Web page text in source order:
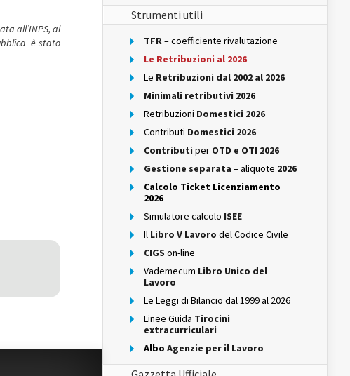
all’INPS, al
è stato
Strumenti utili
TFR– coefficiente rivalutazione
Le Retribuzioni al 2026
Le Retribuzioni dal 2002 al 2026
Minimali retributivi 2026
Retribuzioni Domestici 2026
Contributi Domestici 2026
Contributi per OTD e OTI 2026
Gestione separata – aliquote 2026
Calcolo Ticket Licenziamento
2026
Simulatore calcolo ISEE
Il Libro V Lavoro del Codice Civile
CIGS on-line
Vademecum Libro Unico del
Lavoro
Le Leggi di Bilancio dal 1999 al 2026
Linee Guida Tirocini
extracurriculari
Albo Agenzie per il Lavoro